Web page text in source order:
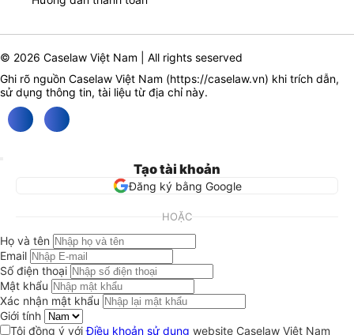
© 2026 Caselaw Việt Nam | All rights seserved
Ghi rõ nguồn Caselaw Việt Nam (https://caselaw.vn) khi trích dẫn,
sử dụng thông tin, tài liệu từ địa chỉ này.
Tạo tài khoản
Đăng ký bằng Google
HOẶC
Họ và tên
Email
Số điện thoại
Mật khẩu
Xác nhận mật khẩu
Giới tính
Tôi đồng ý vớiĐiều khoản sử dụng website Caselaw Việt Nam